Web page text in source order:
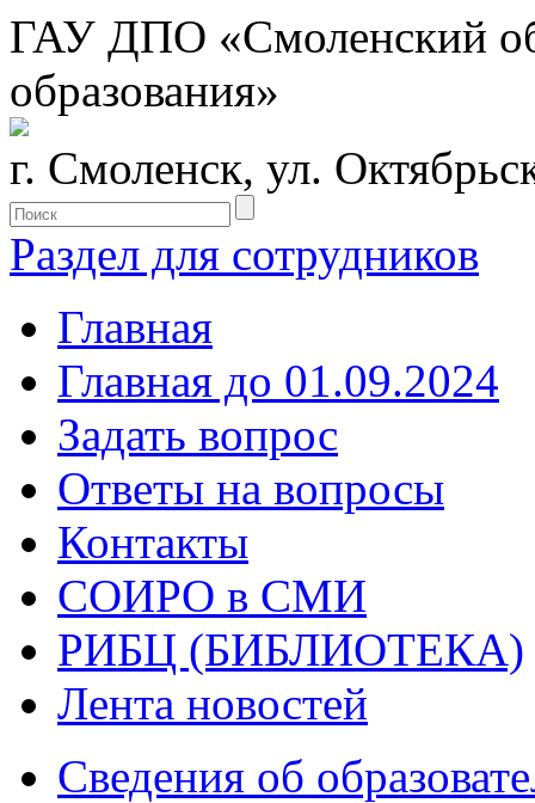
ГАУ ДПО «Смоленский
образования»
г. Смоленск, ул.
Раздел для сотрудников
Главная
Главная до 01.09.2024
Задать вопрос
Ответы на вопросы
Контакты
СОИРО в СМИ
РИБЦ (БИБЛИОТЕКА)
Лента новостей
Сведения об